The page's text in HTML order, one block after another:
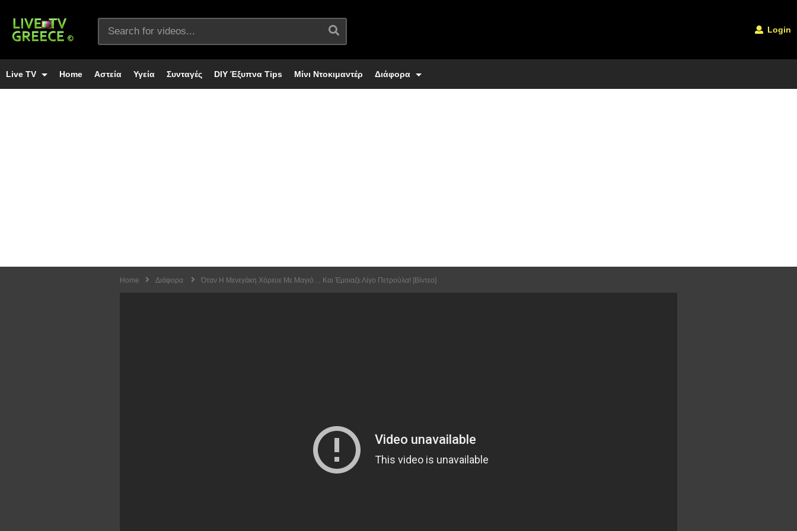
Login
Live TV Home Αστεία Υγεία Συνταγές DIY Έξυπνα Tips Μίνι Ντοκιμαντέρ Διάφορα
Home Διάφορα Όταν Η Μενεγάκη Χόρευε Με Μαγιό… Και Έμοιαζε Λίγο Πετρούλα! [Βίντεο]